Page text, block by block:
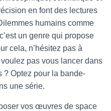
en font des lectures
humains comme
un genre qui propose
cela, n’hésitez pas à
pas vous lancer dans
? Optez pour la bande-
une série.
vos œuvres de space